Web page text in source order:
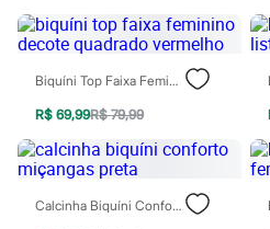
Biquínis e Maiôs
Blusas de proteção
Personagens
Bluey
Disney
Hello Kitty
Homem Aranha
Minecraft
Naruto
Biquíni Top Faixa Feminino Decote Quadrado Vermelho
R$ 69,99R$ 79,99
Calcinha Biquíni Conforto Miçangas Preta